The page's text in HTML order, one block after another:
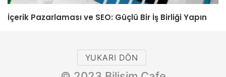
İçerik Pazarlaması ve SEO: Güçlü Bir İş Birliği Yapın
YUKARI DÖN